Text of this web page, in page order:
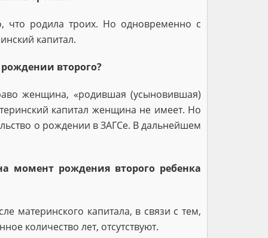
что родила троих. Но одновременно с
капитал.
второго?
женщина, «родившая (усыновившая)
капитал женщина не имеет. Но
о рождении в ЗАГСе. В дальнейшем
момент рождения второго ребенка
материнского капитала, в связи с тем,
количество лет, отсутствуют.